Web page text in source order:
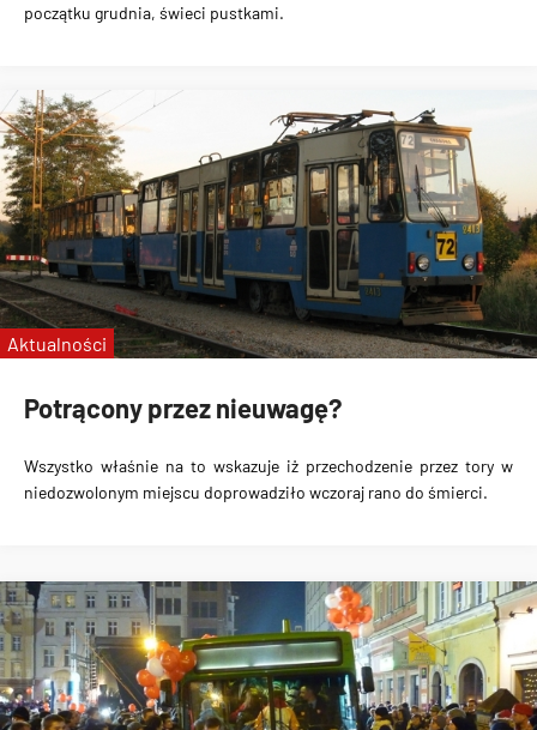
początku grudnia, świeci pustkami.
Potrącony przez nieuwagę?
Wszystko właśnie na to wskazuje iż przechodzenie przez tory w
niedozwolonym miejscu doprowadziło wczoraj rano do śmierci.
Aktualności